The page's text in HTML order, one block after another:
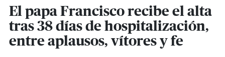
El papa Francisco recibe el alta
tras 38 días de hospitalización,
entre aplausos, vítores y fe